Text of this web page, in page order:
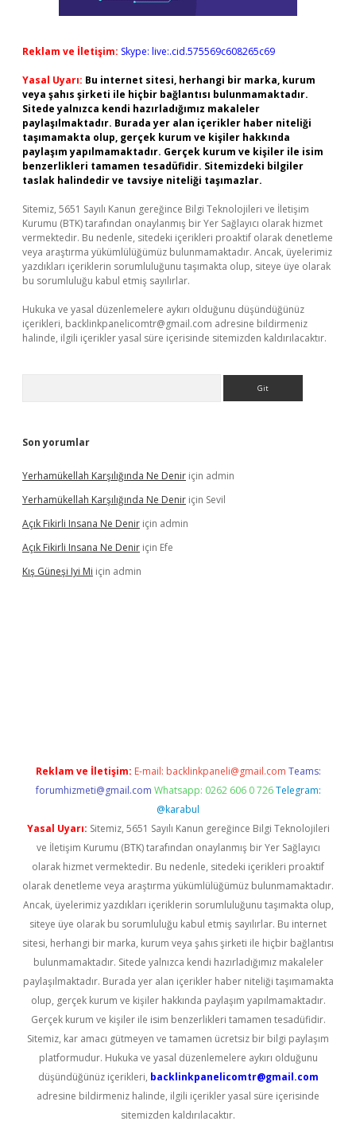
Reklam ve İletişim: Skype: live:.cid.575569c608265c69
Yasal Uyarı: Bu internet sitesi, herhangi bir marka, kurum
veya şahıs şirketi ile hiçbir bağlantısı bulunmamaktadır.
Sitede yalnızca kendi hazırladığımız makaleler
paylaşılmaktadır. Burada yer alan içerikler haber niteliği
taşımamakta olup, gerçek kurum ve kişiler hakkında
paylaşım yapılmamaktadır. Gerçek kurum ve kişiler ile isim
benzerlikleri tamamen tesadüfidir. Sitemizdeki bilgiler
taslak halindedir ve tavsiye niteliği taşımazlar.
Sitemiz, 5651 Sayılı Kanun gereğince Bilgi Teknolojileri ve İletişim
Kurumu (BTK) tarafından onaylanmış bir Yer Sağlayıcı olarak hizmet
vermektedir. Bu nedenle, sitedeki içerikleri proaktif olarak denetleme
veya araştırma yükümlülüğümüz bulunmamaktadır. Ancak, üyelerimiz
yazdıkları içeriklerin sorumluluğunu taşımakta olup, siteye üye olarak
bu sorumluluğu kabul etmiş sayılırlar.
Hukuka ve yasal düzenlemelere aykırı olduğunu düşündüğünüz
içerikleri, backlinkpanelicomtr@gmail.com adresine bildirmeniz
halinde, ilgili içerikler yasal süre içerisinde sitemizden kaldırılacaktır.
Son yorumlar
Yerhamükellah Karşılığında Ne Denir için admin
Yerhamükellah Karşılığında Ne Denir için Sevil
Açık Fikirli Insana Ne Denir için admin
Açık Fikirli Insana Ne Denir için Efe
Kış Güneşi Iyi Mi için admin
Reklam ve İletişim: E-mail: backlinkpaneli@gmail.com Teams:
forumhizmeti@gmail.com Whatsapp: 0262 606 0 726 Telegram:
@karabul
Yasal Uyarı: Sitemiz, 5651 Sayılı Kanun gereğince Bilgi Teknolojileri
ve İletişim Kurumu (BTK) tarafından onaylanmış bir Yer Sağlayıcı
olarak hizmet vermektedir. Bu nedenle, sitedeki içerikleri proaktif
olarak denetleme veya araştırma yükümlülüğümüz bulunmamaktadır.
Ancak, üyelerimiz yazdıkları içeriklerin sorumluluğunu taşımakta olup,
siteye üye olarak bu sorumluluğu kabul etmiş sayılırlar. Bu internet
sitesi, herhangi bir marka, kurum veya şahıs şirketi ile hiçbir bağlantısı
bulunmamaktadır. Sitede yalnızca kendi hazırladığımız makaleler
paylaşılmaktadır. Burada yer alan içerikler haber niteliği taşımamakta
olup, gerçek kurum ve kişiler hakkında paylaşım yapılmamaktadır.
Gerçek kurum ve kişiler ile isim benzerlikleri tamamen tesadüfidir.
Sitemiz, kar amacı gütmeyen ve tamamen ücretsiz bir bilgi paylaşım
platformudur. Hukuka ve yasal düzenlemelere aykırı olduğunu
düşündüğünüz içerikleri, backlinkpanelicomtr@gmail.com
adresine bildirmeniz halinde, ilgili içerikler yasal süre içerisinde
sitemizden kaldırılacaktır.